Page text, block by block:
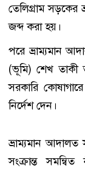
তেলিগ্রাম সড়কের
জব্দ করা হয়।
পরে ভ্রাম্যমান
(ভূমি) শেখ
সরকারি
নির্দেশ দেন।
ভ্রাম্যমান
সংক্রান্ত